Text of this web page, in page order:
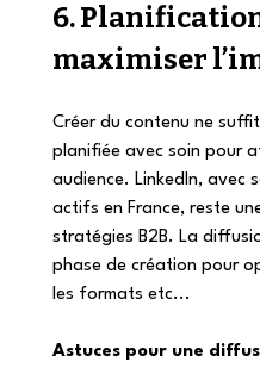
6.
maximiser
Créer du contenu ne
planifiée avec soin pour
audience. LinkedIn, avec
actifs en France, reste
stratégies B2B. La
phase de création pour
les formats etc...
Astuces pour une